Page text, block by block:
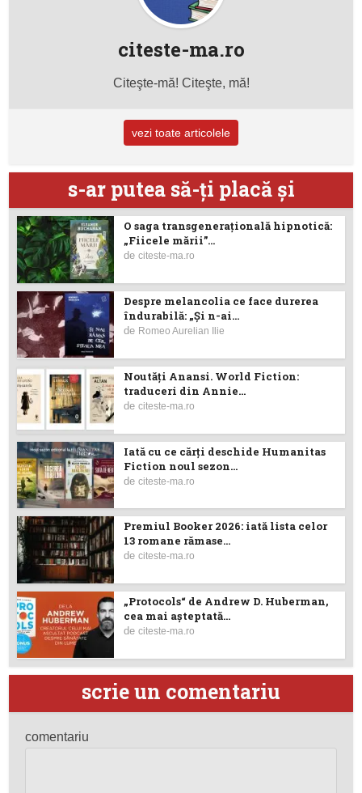
citeste-ma.ro
Citeşte-mă! Citeşte, mă!
vezi toate articolele
s-ar putea să-ţi placă şi
O saga transgenerațională hipnotică:
„Fiicele mării”...
deciteste-ma.ro
Despre melancolia ce face durerea
îndurabilă: „Și n-ai...
de Romeo Aurelian Ilie
Noutăţi Anansi. World Fiction:
traduceri din Annie...
deciteste-ma.ro
Iată cu ce cărţi deschide Humanitas
Fiction noul sezon...
deciteste-ma.ro
Premiul Booker 2026: iată lista celor
13 romane rămase...
deciteste-ma.ro
„Protocols“ de Andrew D. Huberman,
cea mai așteptată...
deciteste-ma.ro
scrie un comentariu
comentariu